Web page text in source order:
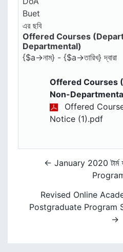
Offered Courses
Departmental)
{$a->নাম} - {$a->তারিখ} দ্বারা
Number of replies: 0
Offered Courses
Non-
Offered
Notice (1).pdf
← January 2020 টার্ম
Revised Online
Postgraduate Program
→